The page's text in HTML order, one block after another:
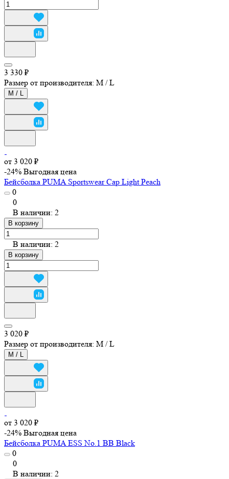
3 330 ₽
Размер от производителя: M / L
M / L
от 3 020 ₽
-24% Выгодная цена
Бейсболка PUMA Sportswear Cap Light Peach
0
0
В наличии: 2
В корзину
В наличии: 2
В корзину
3 020 ₽
Размер от производителя: M / L
M / L
от 3 020 ₽
-24% Выгодная цена
Бейсболка PUMA ESS No.1 BB Black
0
0
В наличии: 2